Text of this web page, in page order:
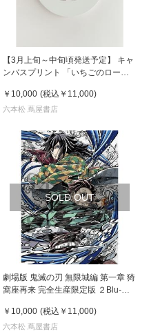
【3月上旬～中旬頃発送予定】 キャ
ンバスプリント 「いちごのロール
￥10,000 (税込 ￥11,000)
六本松 蔦屋書店
SOLD OUT
劇場版 鬼滅の刃 無限城編 第一章 猗
窩座再来 完全生産限定版 ２Blu-
￥10,000 (税込 ￥11,000)
六本松 蔦屋書店